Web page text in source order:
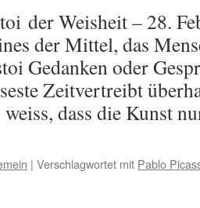
der Weisheit – 28.
der Mittel, das
Gedanken oder
Zeitvertreibt
dass die Kunst
| Verschlagwortet mit Pablo